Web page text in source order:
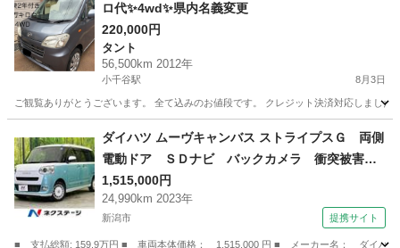
ロ代✨4wd✨県内名義変更
220,000円
タント
56,500km 2012年
小千谷駅 8月3日
ご観覧ありがとうございます。 全て込みのお値段です。 クレジット決済対応しまし
小千谷駅 タント タントエグゼ
ダイハツ ムーヴキャンバス ストライプスＧ 両側
電動ドア ＳＤナビ バックカメラ 衝突被害軽
減システム 禁煙車 コーナーセンサー ＬＥＤ
ヘッド ＥＴＣ オートハイビーム 車線逸脱警
報 オートライト オートエアコン Ｂｌｕｅｔ
ｏｏｔｈ フルセグ （検10.5）
1,515,000円
24,990km 2023年
新潟市 提携サイト
■ 支払総額: 159.9万円 ■ 車両本体価格： 1,515,000 円 ■ メーカー名： ダイハ